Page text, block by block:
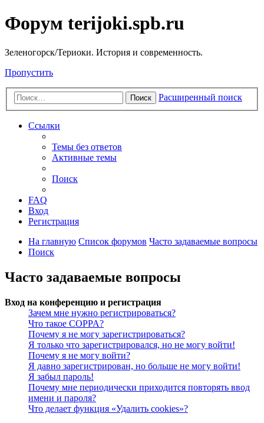
Форум terijoki.spb.ru
Зеленогорск/Териоки. История и современность.
Пропустить
Поиск Расширенный поиск
Ссылки
Темы без ответов
Активные темы
Поиск
FAQ
Вход
Регистрация
На главную Список форумов Часто задаваемые вопросы
Поиск
Часто задаваемые вопросы
Вход на конференцию и регистрация
Зачем мне нужно регистрироваться?
Что такое COPPA?
Почему я не могу зарегистрироваться?
Я только что зарегистрировался, но не могу войти!
Почему я не могу войти?
Я давно зарегистрирован, но больше не могу войти!
Я забыл пароль!
Почему мне периодически приходится повторять ввод
имени и пароля?
Что делает функция «Удалить cookies»?